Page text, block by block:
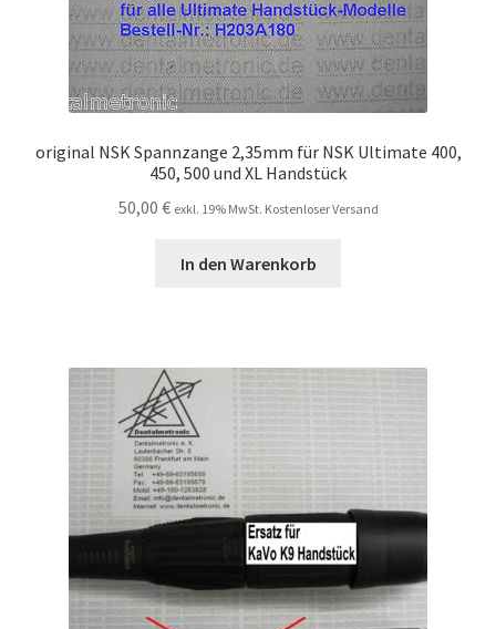
original NSK Spannzange 2,35mm für NSK Ultimate 400,
450, 500 und XL Handstück
50,00 € exkl. 19% MwSt. Kostenloser Versand
In den Warenkorb